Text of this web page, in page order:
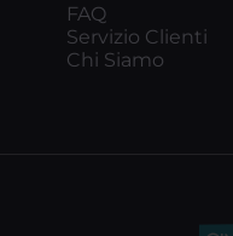
FAQ
Servizio Clienti
Chi Siamo